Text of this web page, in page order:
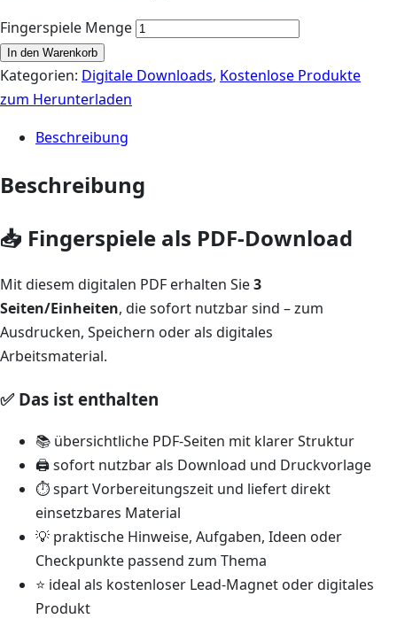
Fingerspiele Menge
In den Warenkorb
Kategorien: Digitale Downloads, Kostenlose Produkte
zum Herunterladen
Beschreibung
Beschreibung
📥 Fingerspiele als PDF-Download
Mit diesem digitalen PDF erhalten Sie3
Seiten/Einheiten, die sofort nutzbar sind – zum
Ausdrucken, Speichern oder als digitales
Arbeitsmaterial.
✅ Das ist enthalten
📚 übersichtliche PDF-Seiten mit klarer Struktur
🖨️ sofort nutzbar als Download und Druckvorlage
⏱️ spart Vorbereitungszeit und liefert direkt
einsetzbares Material
💡 praktische Hinweise, Aufgaben, Ideen oder
Checkpunkte passend zum Thema
⭐ ideal als kostenloser Lead-Magnet oder digitales
Produkt